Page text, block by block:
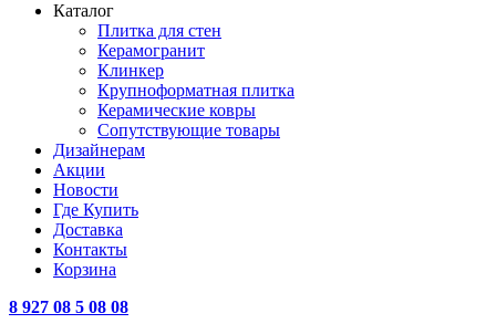
Каталог
Плитка для стен
Керамогранит
Клинкер
Крупноформатная плитка
Керамические ковры
Сопутствующие товары
Дизайнерам
Акции
Новости
Где Купить
Доставка
Контакты
Корзина
8 927 08 5 08 08